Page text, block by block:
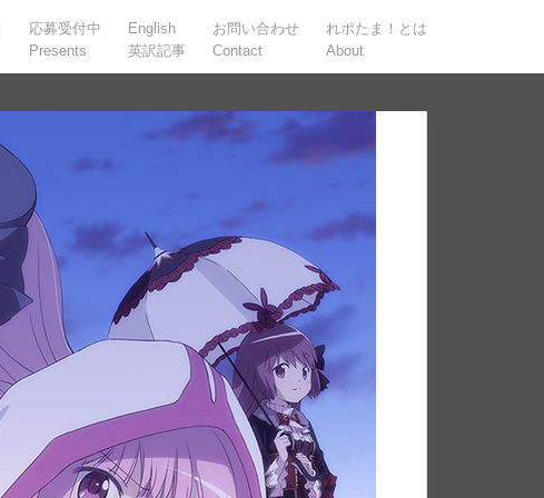
応募受付中
Presents
English
英訳記事
お問い合わせ
Contact
れポたま！とは
About